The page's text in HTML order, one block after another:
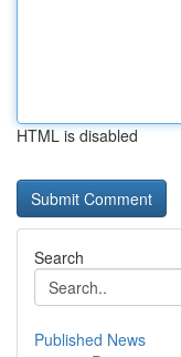
HTML is disabled
Search
Published News